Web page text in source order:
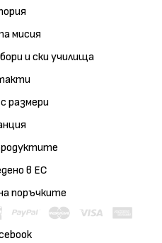
мисия
и ски училища
размери
в ЕС
поръчките